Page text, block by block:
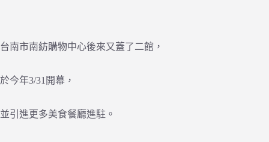
台南市南紡購物中心後來又蓋了二館，
於今年3/31開幕，
並引進更多美食餐廳進駐。